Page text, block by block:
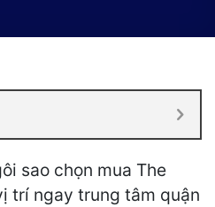
sao chọn mua The
trí ngay trung tâm quận